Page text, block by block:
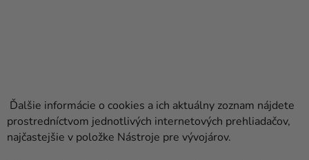
Ďalšie informácie o cookies a ich aktuálny zoznam nájdete
prostredníctvom jednotlivých internetových prehliadačov,
najčastejšie v položke Nástroje pre vývojárov.